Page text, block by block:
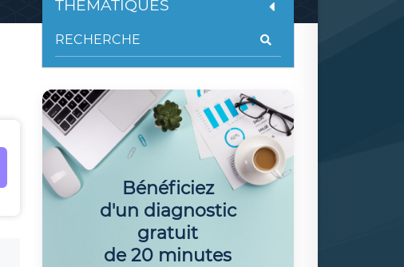
THÉMATIQUES
Bénéficiez
d'un diagnostic
gratuit
de 20 minutes